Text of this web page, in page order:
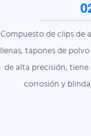
Compuesto de clips de
llenas, tapones de
de alta precisión,
corrosión y